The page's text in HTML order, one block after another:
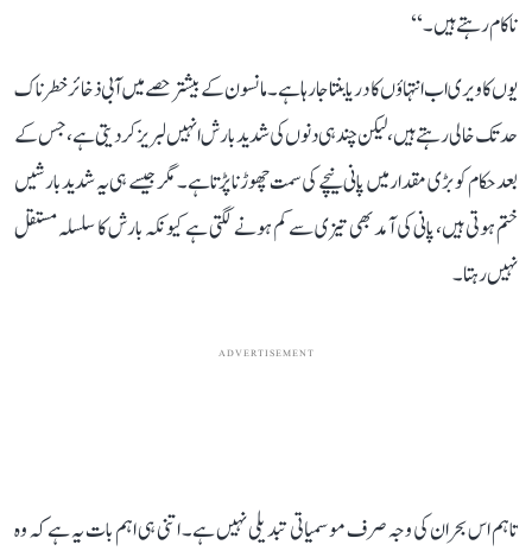
ناکام رہتے ہیں۔‘‘
یوں کاویری اب انتہاؤں کا دریا بنتا جا رہا ہے۔ مانسون کے بیشتر حصے میں آبی ذخائر خطرناک
حد تک خالی رہتے ہیں، لیکن چند ہی دنوں کی شدید بارش انہیں لبریز کر دیتی ہے، جس کے
بعد حکام کو بڑی مقدار میں پانی نیچے کی سمت چھوڑنا پڑتا ہے۔ مگر جیسے ہی یہ شدید بارشیں
ختم ہوتی ہیں، پانی کی آمد بھی تیزی سے کم ہونے لگتی ہے کیونکہ بارش کا سلسلہ مستقل
نہیں رہتا۔
ADVERTISEMENT
تاہم اس بحران کی وجہ صرف موسمیاتی تبدیلی نہیں ہے۔ اتنی ہی اہم بات یہ ہے کہ وہ